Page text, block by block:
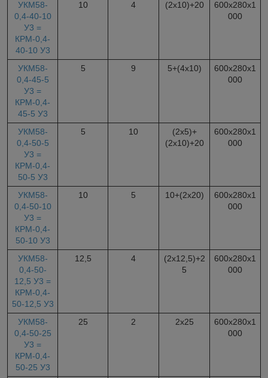
УКМ58-
0,4-40-10
У3 =
КРМ-0,4-
40-10 У3
10 4 (2х10)+20
600х280х1
000
УКМ58-
0,4-45-5
У3 =
КРМ-0,4-
45-5 У3
5 9 5+(4х10)
600х280х1
000
УКМ58-
0,4-50-5
У3 =
КРМ-0,4-
50-5 У3
5 10
(2х5)+
(2х10)+20
600х280х1
000
УКМ58-
0,4-50-10
У3 =
КРМ-0,4-
50-10 У3
10 5 10+(2х20)
600х280х1
000
УКМ58-
0,4-50-
12,5 У3 =
КРМ-0,4-
50-12,5 У3
12,5 4
(2х12,5)+2
5
600х280х1
000
УКМ58-
0,4-50-25
У3 =
КРМ-0,4-
50-25 У3
25 2 2х25
600х280х1
000